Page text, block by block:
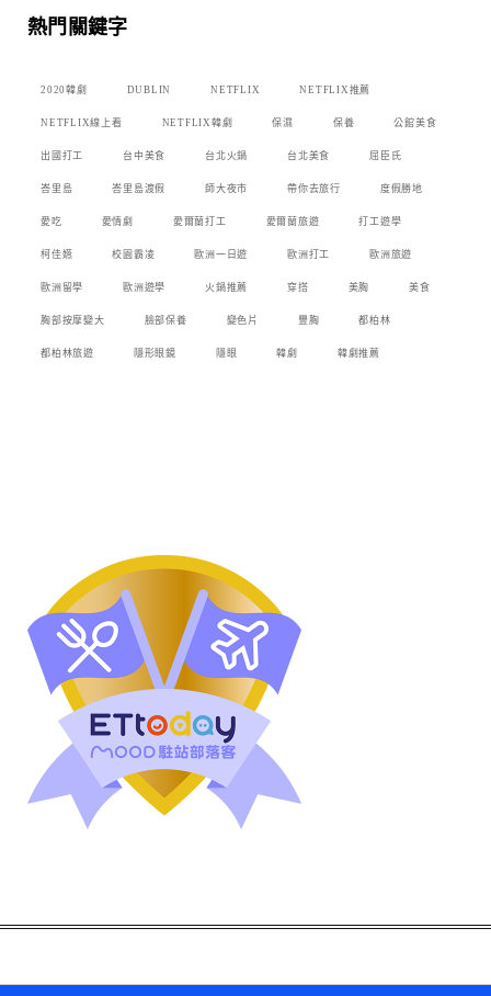
熱門關鍵字
2020韓劇 DUBLIN NETFLIX NETFLIX推薦
NETFLIX線上看 NETFLIX韓劇 保濕 保養 公館美食
出國打工 台中美食 台北火鍋 台北美食 屈臣氏
峇里島 峇里島渡假 師大夜市 帶你去旅行 度假勝地
愛吃 愛情劇 愛爾蘭打工 愛爾蘭旅遊 打工遊學
柯佳嬿 校園霸凌 歐洲一日遊 歐洲打工 歐洲旅遊
歐洲留學 歐洲遊學 火鍋推薦 穿搭 美胸 美食
胸部按摩變大 臉部保養 變色片 豐胸 都柏林
都柏林旅遊 隱形眼鏡 隱眼 韓劇 韓劇推薦